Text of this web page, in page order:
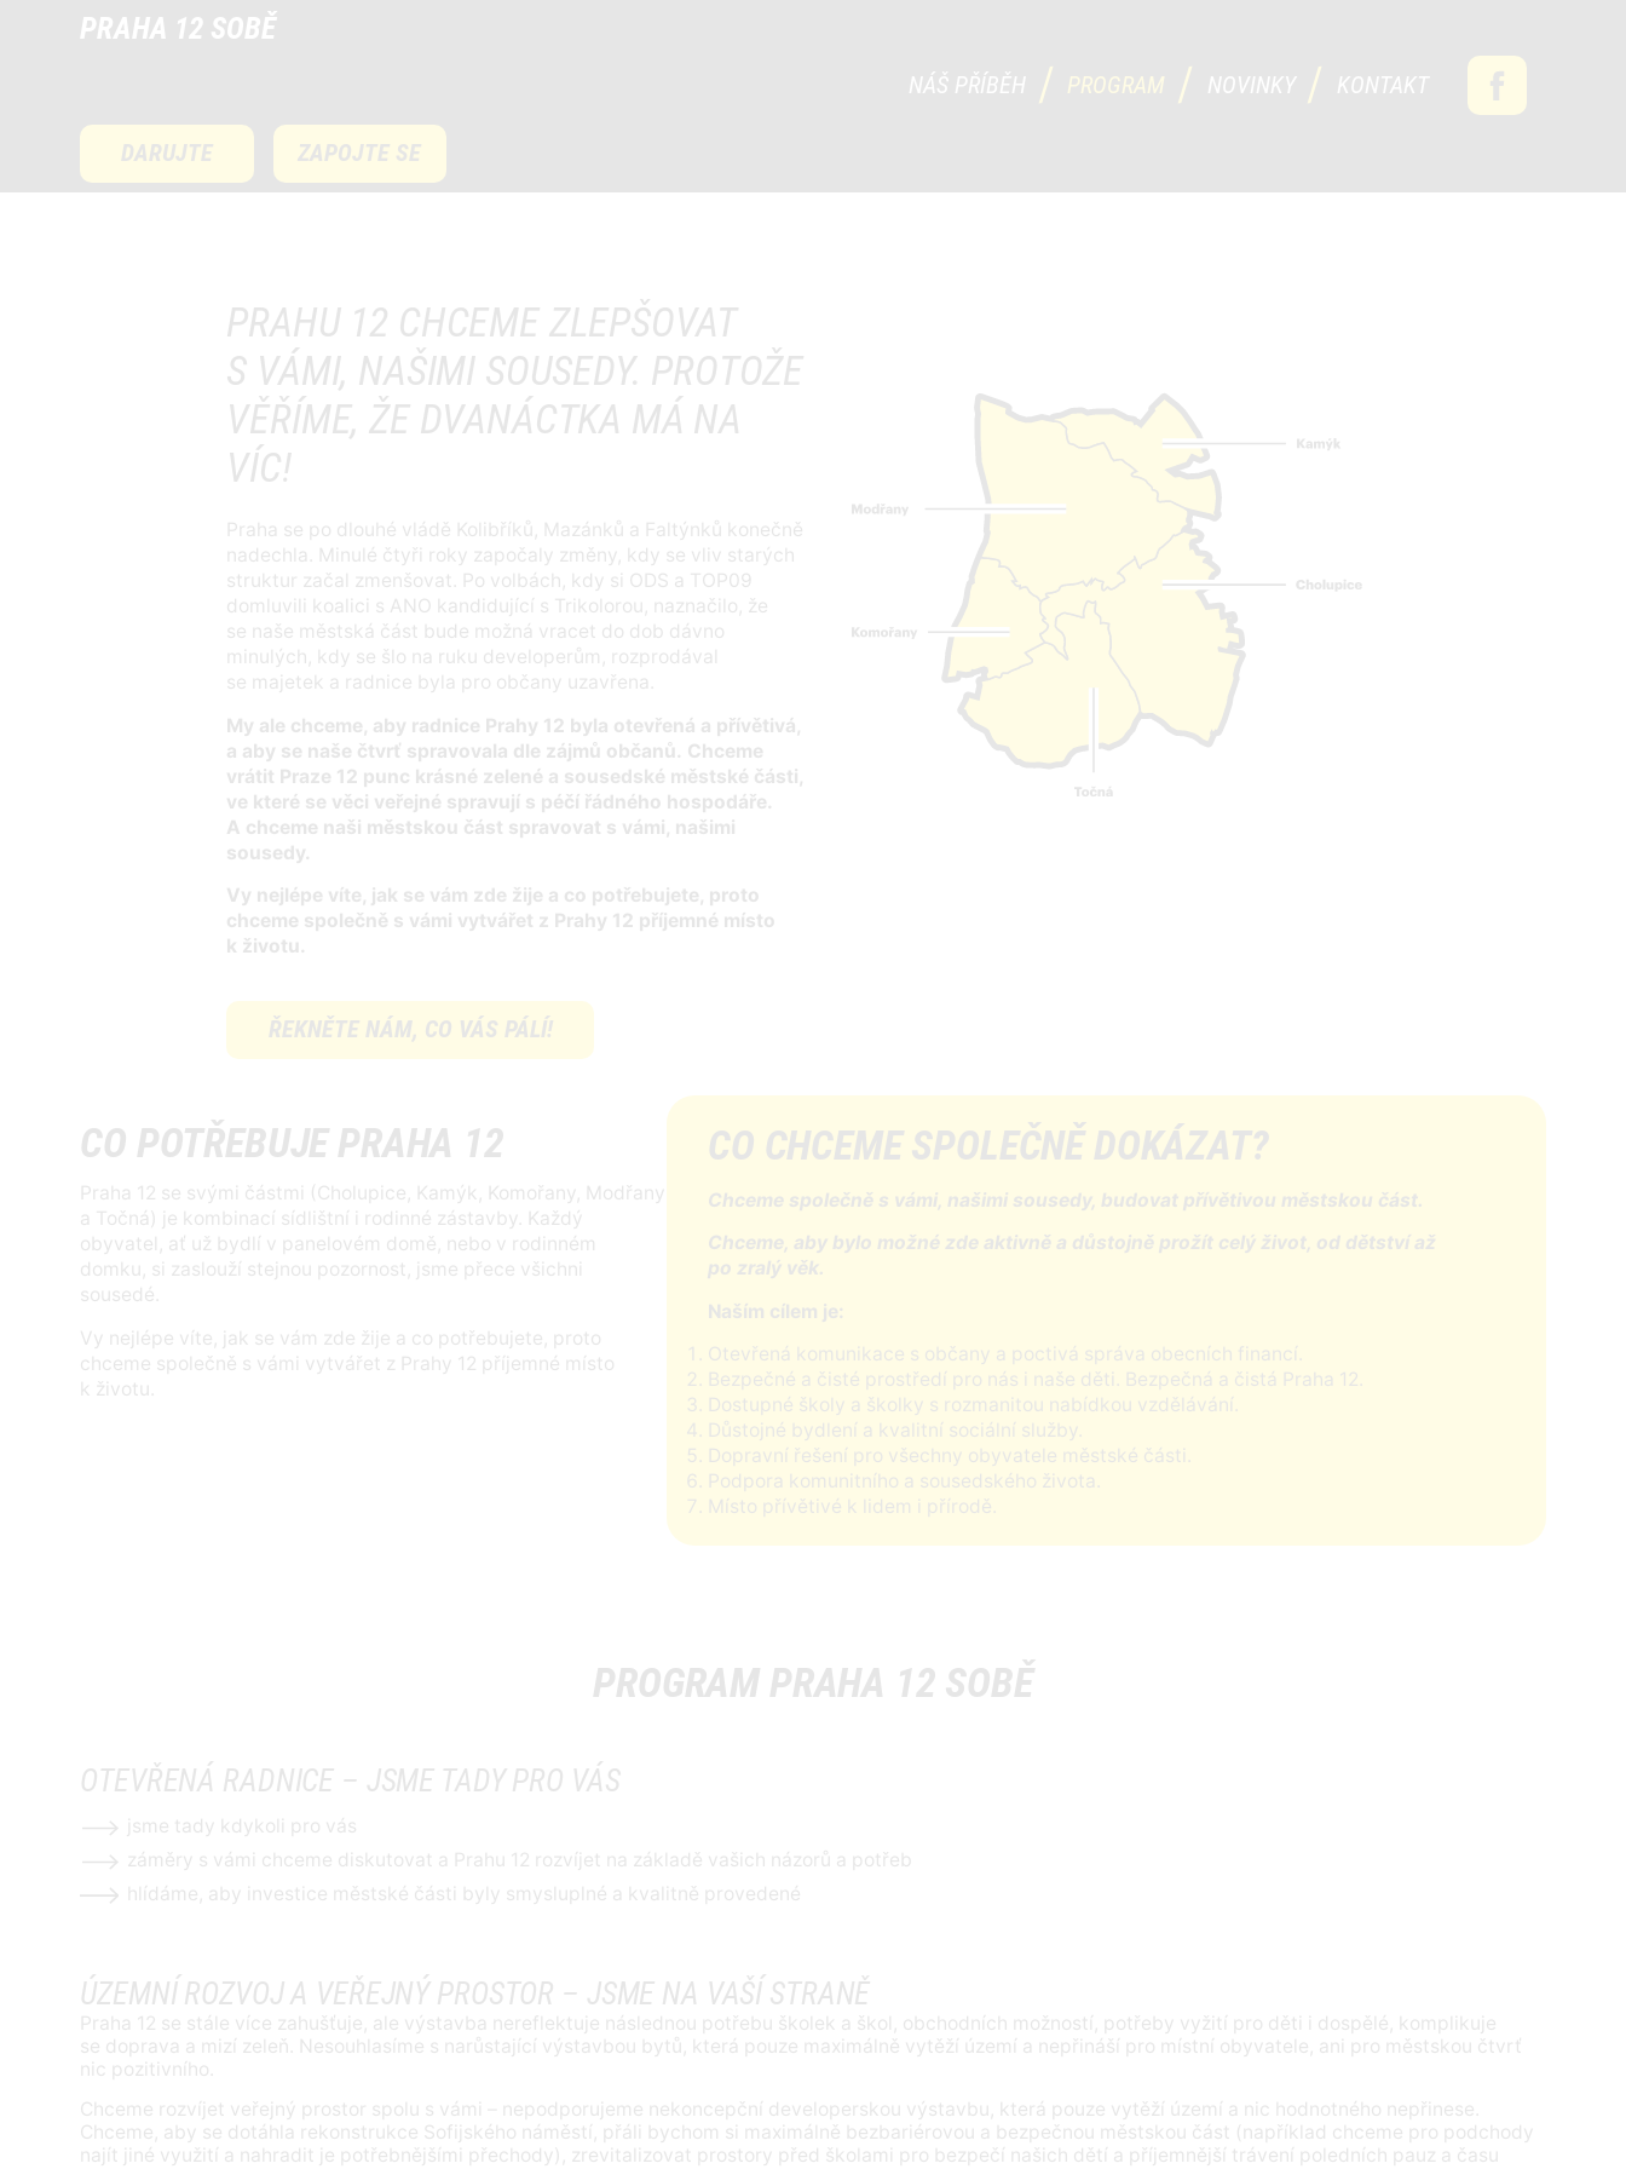
PRAHA 12 SOBĚ
NÁŠ PŘÍBĚH PROGRAM NOVINKY KONTAKT
DARUJTE ZAPOJTE SE
PRAHU 12 CHCEME ZLEPŠOVAT
S VÁMI, NAŠIMI SOUSEDY. PROTOŽE
VĚŘÍME, ŽE DVANÁCTKA MÁ NA
VÍC!
Praha se po dlouhé vládě Kolibříků, Mazánků a Faltýnků konečně
nadechla. Minulé čtyři roky započaly změny, kdy se vliv starých
struktur začal zmenšovat. Po volbách, kdy si ODS a TOP09
domluvili koalici s ANO kandidující s Trikolorou, naznačilo, že
se naše městská část bude možná vracet do dob dávno
minulých, kdy se šlo na ruku developerům, rozprodával
se majetek a radnice byla pro občany uzavřena.
My ale chceme, aby radnice Prahy 12 byla otevřená a přívětivá,
a aby se naše čtvrť spravovala dle zájmů občanů. Chceme
vrátit Praze 12 punc krásné zelené a sousedské městské části,
ve které se věci veřejné spravují s péčí řádného hospodáře.
A chceme naši městskou část spravovat s vámi, našimi
sousedy.
Vy nejlépe víte, jak se vám zde žije a co potřebujete, proto
chceme společně s vámi vytvářet z Prahy 12 příjemné místo
k životu.
ŘEKNĚTE NÁM, CO VÁS PÁLÍ!
CO POTŘEBUJE PRAHA 12
Praha 12 se svými částmi (Cholupice, Kamýk, Komořany, Modřany
a Točná) je kombinací sídlištní i rodinné zástavby. Každý
obyvatel, ať už bydlí v panelovém domě, nebo v rodinném
domku, si zaslouží stejnou pozornost, jsme přece všichni
sousedé.
Vy nejlépe víte, jak se vám zde žije a co potřebujete, proto
chceme společně s vámi vytvářet z Prahy 12 příjemné místo
k životu.
CO CHCEME SPOLEČNĚ DOKÁZAT?
Chceme společně s vámi, našimi sousedy, budovat přívětivou městskou část.
Chceme, aby bylo možné zde aktivně a důstojně prožít celý život, od dětství až
po zralý věk.
Naším cílem je:
Otevřená komunikace s občany a poctivá správa obecních financí.
Bezpečné a čisté prostředí pro nás i naše děti. Bezpečná a čistá Praha 12.
Dostupné školy a školky s rozmanitou nabídkou vzdělávání.
Důstojné bydlení a kvalitní sociální služby.
Dopravní řešení pro všechny obyvatele městské části.
Podpora komunitního a sousedského života.
Místo přívětivé k lidem i přírodě.
PROGRAM PRAHA 12 SOBĚ
OTEVŘENÁ RADNICE – JSME TADY PRO VÁS
jsme tady kdykoli pro vás
záměry s vámi chceme diskutovat a Prahu 12 rozvíjet na základě vašich názorů a potřeb
hlídáme, aby investice městské části byly smysluplné a kvalitně provedené
ÚZEMNÍ ROZVOJ A VEŘEJNÝ PROSTOR – JSME NA VAŠÍ STRANĚ
Praha 12 se stále více zahušťuje, ale výstavba nereflektuje následnou potřebu školek a škol, obchodních možností, potřeby vyžití pro děti i dospělé, komplikuje
se doprava a mizí zeleň. Nesouhlasíme s narůstající výstavbou bytů, která pouze maximálně vytěží území a nepřináší pro místní obyvatele, ani pro městskou čtvrť
nic pozitivního.
Chceme rozvíjet veřejný prostor spolu s vámi – nepodporujeme nekoncepční developerskou výstavbu, která pouze vytěží území a nic hodnotného nepřinese.
Chceme, aby se dotáhla rekonstrukce Sofijského náměstí, přáli bychom si maximálně bezbariérovou a bezpečnou městskou část (například chceme pro podchody
najít jiné využití a nahradit je potřebnějšími přechody), zrevitalizovat prostory před školami pro bezpečí našich dětí a příjemnější trávení poledních pauz a času